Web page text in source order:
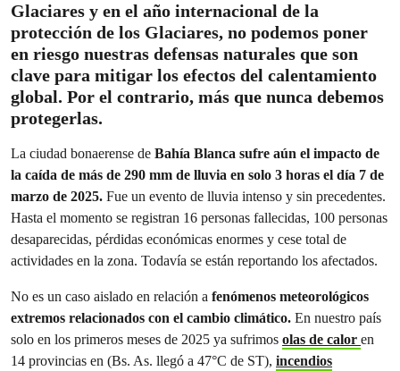
Glaciares y en el año internacional de la
protección de los Glaciares, no podemos poner
en riesgo nuestras defensas naturales que son
clave para mitigar los efectos del calentamiento
global. Por el contrario, más que nunca debemos
protegerlas.
La ciudad bonaerense de Bahía Blanca sufre aún el impacto de
la caída de más de 290 mm de lluvia en solo 3 horas el día 7 de
marzo de 2025. Fue un evento de lluvia intenso y sin precedentes.
Hasta el momento se registran 16 personas fallecidas, 100 personas
desaparecidas, pérdidas económicas enormes y cese total de
actividades en la zona. Todavía se están reportando los afectados.
No es un caso aislado en relación a fenómenos meteorológicos
extremos relacionados con el cambio climático. En nuestro país
solo en los primeros meses de 2025 ya sufrimos olas de calor en
14 provincias en (Bs. As. llegó a 47°C de ST), incendios